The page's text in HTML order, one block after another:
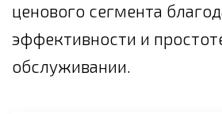
ценового сегмента
эффективности и
обслуживании.